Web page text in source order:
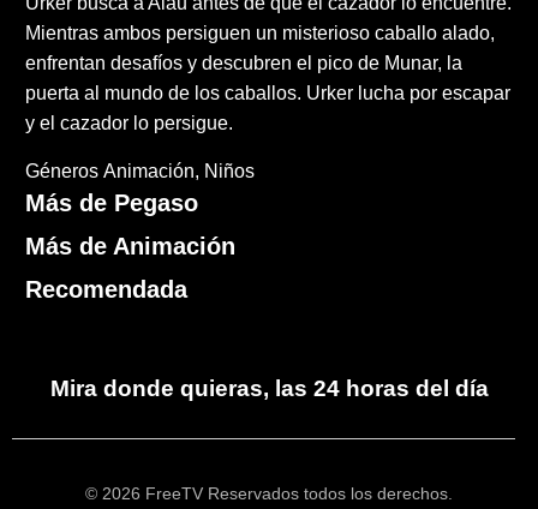
Mientras ambos persiguen un misterioso caballo alado,
enfrentan desafíos y descubren el pico de Munar, la
puerta al mundo de los caballos. Urker lucha por escapar
y el cazador lo persigue.
Géneros Animación Niños
Más de Pegaso
Más de Animación
Recomendada
Mira donde quieras, las 24 horas del día
© 2026 FreeTV Reservados todos los derechos.